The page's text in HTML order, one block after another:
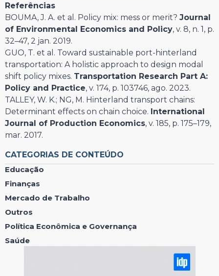
Referências
BOUMA, J. A. et al. Policy mix: mess or merit? Journal
of Environmental Economics and Policy, v. 8, n. 1, p.
32–47, 2 jan. 2019.
GUO, T. et al. Toward sustainable port-hinterland
transportation: A holistic approach to design modal
shift policy mixes. Transportation Research Part A:
Policy and Practice, v. 174, p. 103746, ago. 2023.
TALLEY, W. K.; NG, M. Hinterland transport chains:
Determinant effects on chain choice. International
Journal of Production Economics, v. 185, p. 175–179,
mar. 2017.
CATEGORIAS DE CONTEÚDO
Educação
Finanças
Mercado de Trabalho
Outros
Política Econômica e Governança
Saúde